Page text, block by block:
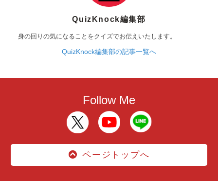
QuizKnock編集部
身の回りの気になることをクイズでお伝えいたします。
QuizKnock編集部の記事一覧へ
Follow Me
ページトップへ